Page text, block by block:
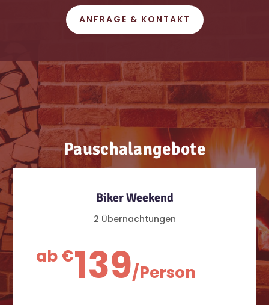
ANFRAGE & KONTAKT
Pauschalangebote
Biker Weekend
2 Übernachtungen
ab €139/Person